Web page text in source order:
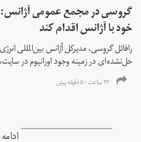
گروسی در مجمع عمومی آژانس:
خود با آژانس اقدام کند
رافائل گروسی، مدیرکل آژانس بین‌المللی
حل‌نشده‌ای در زمینه وجود اورانیوم در
۲۲ ساعت ۵۰ دقیقه پیش